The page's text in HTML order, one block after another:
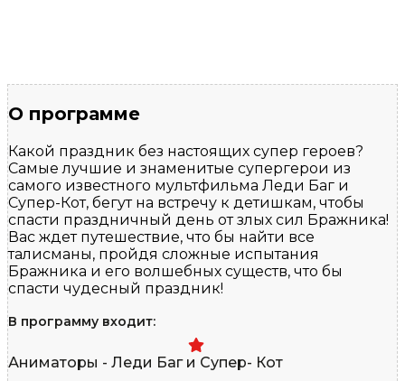
О программе
Какой праздник без настоящих супер героев?
Самые лучшие и знаменитые супергерои из
самого известного мультфильма Леди Баг и
Супер-Кот, бегут на встречу к детишкам, чтобы
спасти праздничный день от злых сил Бражника!
Вас ждет путешествие, что бы найти все
талисманы, пройдя сложные испытания
Бражника и его волшебных существ, что бы
спасти чудесный праздник!
В программу входит:
Аниматоры - Леди Баг и Супер- Кот